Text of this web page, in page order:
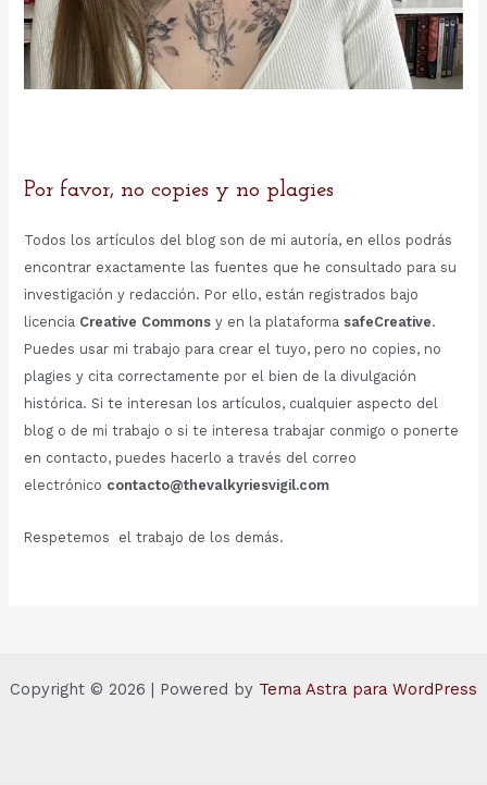
Por favor, no copies y no plagies
Todos los artículos del blog son de mi autoría, en ellos podrás
encontrar exactamente las fuentes que he consultado para su
investigación y redacción. Por ello, están registrados bajo
licencia Creative Commonsy en la plataforma safeCreative.
Puedes usar mi trabajo para crear el tuyo, pero no copies, no
plagies y cita correctamente por el bien de la divulgación
histórica. Si te interesan los artículos, cualquier aspecto del
blog o de mi trabajo o si te interesa trabajar conmigo o ponerte
en contacto, puedes hacerlo a través del correo
electrónico contacto@thevalkyriesvigil.com
Respetemos el trabajo de los demás.
Copyright © 2026 | Powered by Tema Astra para WordPress